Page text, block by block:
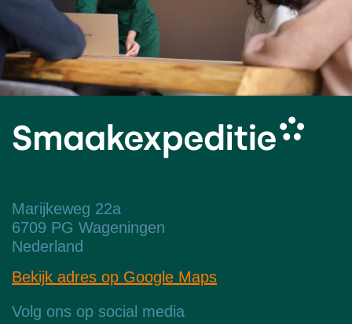
Marijkeweg 22a
6709 PG Wageningen
Nederland
Bekijk adres op Google Maps
Volg ons op social media